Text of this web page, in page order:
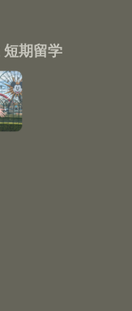
短期留学